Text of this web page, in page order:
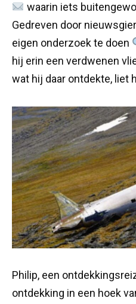
waarin iets
Gedreven door
eigen onderzoek te doen
hij erin een verdwenen
wat hij daar ontdekte, liet
Philip, een
ontdekking in een hoek